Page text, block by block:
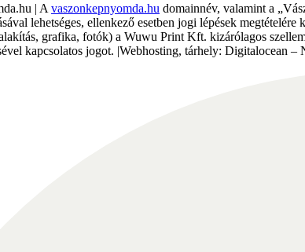
| A vaszonkepnyomda.hu domainnév, valamint a
lehetséges, ellenkező esetben jogi lépések
grafika, fotók) a Wuwu Print Kft. kizárólagos
kapcsolatos jogot. |Webhosting, tárhely: